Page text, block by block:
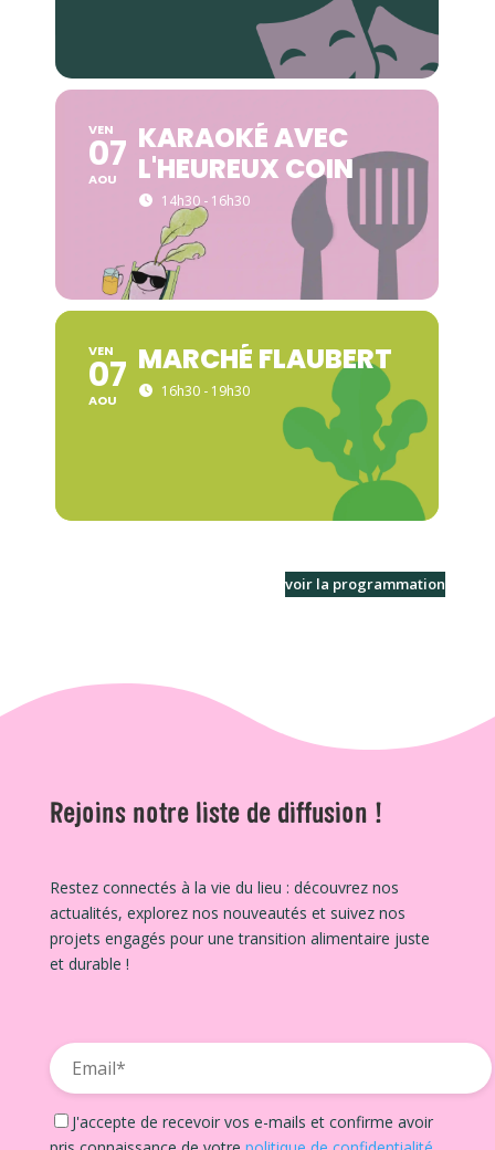
VEN
07
AOU
KARAOKÉ AVEC
L'HEUREUX COIN
14h30 - 16h30
VEN
07
AOU
MARCHÉ FLAUBERT
16h30 - 19h30
voir la programmation
Rejoins notre liste de diffusion !
Restez connectés à la vie du lieu : découvrez nos
actualités, explorez nos nouveautés et suivez nos
projets engagés pour une transition alimentaire juste
et durable !
J'accepte de recevoir vos e-mails et confirme avoir